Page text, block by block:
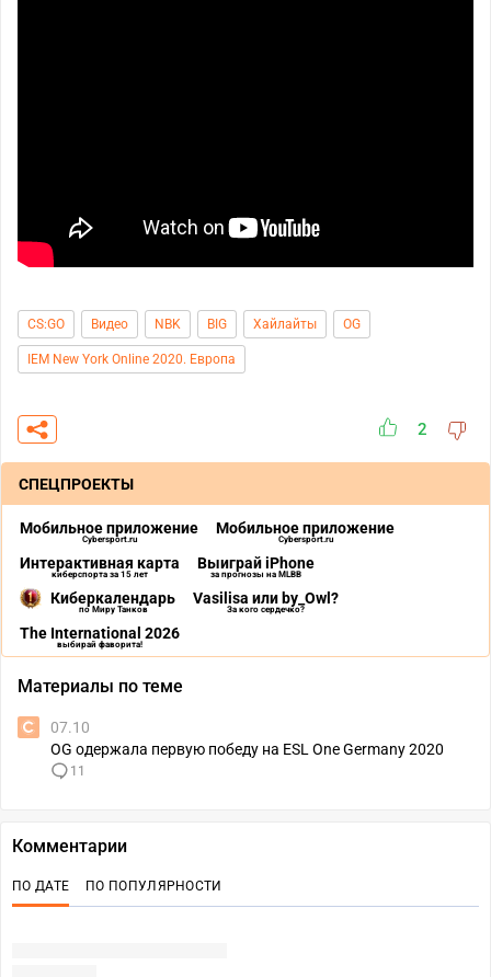
CS:GO Видео NBK BIG Хайлайты OG
IEM New York Online 2020. Европа
2
СПЕЦПРОЕКТЫ
Мобильное приложение
Cybersport.ru
Мобильное приложение
Cybersport.ru
Интерактивная карта
киберспорта за 15 лет
Выиграй iPhone
за прогнозы на MLBB
Киберкалендарь
по Миру Танков
Vasilisa или by_Owl?
За кого сердечко?
The International 2026
выбирай фаворита!
Материалы по теме
07.10
OG одержала первую победу на ESL One Germany 2020
11
Комментарии
ПО ДАТЕ ПО ПОПУЛЯРНОСТИ